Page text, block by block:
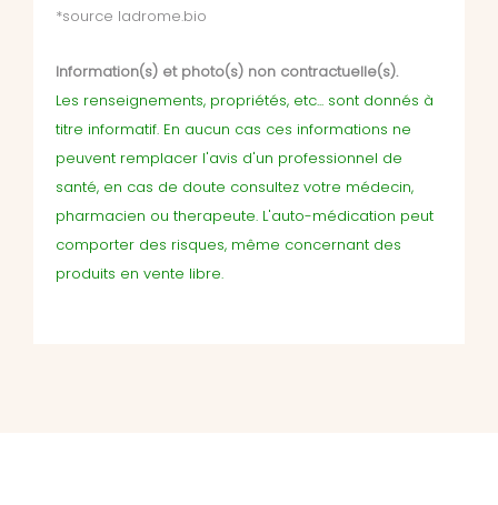
*source ladrome.bio
Information(s) et photo(s) non contractuelle(s).
Les renseignements, propriétés, etc... sont donnés à
titre informatif. En aucun cas ces informations ne
peuvent remplacer l'avis d'un professionnel de
santé, en cas de doute consultez votre médecin,
pharmacien ou therapeute. L'auto-médication peut
comporter des risques, même concernant des
produits en vente libre.